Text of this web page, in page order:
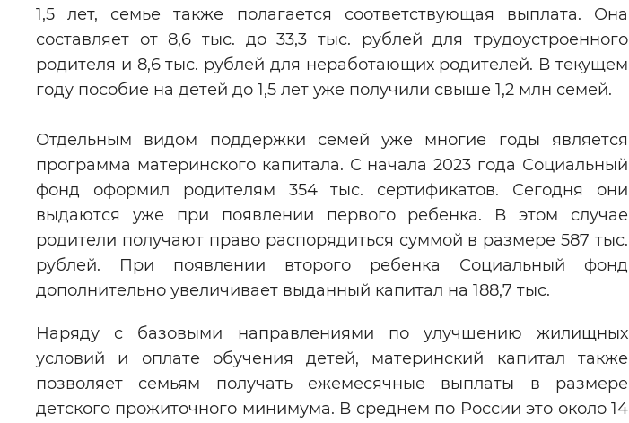
1,5 лет, семье также полагается соответствующая выплата. Она
составляет от 8,6 тыс. до 33,3 тыс. рублей для трудоустроенного
родителя и 8,6 тыс. рублей для неработающих родителей. В текущем
году пособие на детей до 1,5 лет уже получили свыше 1,2 млн семей.
Отдельным видом поддержки семей уже многие годы является
программа материнского капитала. С начала 2023 года Социальный
фонд оформил родителям 354 тыс. сертификатов. Сегодня они
выдаются уже при появлении первого ребенка. В этом случае
родители получают право распорядиться суммой в размере 587 тыс.
рублей. При появлении второго ребенка Социальный фонд
дополнительно увеличивает выданный капитал на 188,7 тыс.
Наряду с базовыми направлениями по улучшению жилищных
условий и оплате обучения детей, материнский капитал также
позволяет семьям получать ежемесячные выплаты в размере
детского прожиточного минимума. В среднем по России это около 14